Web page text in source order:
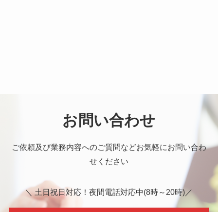
お問い合わせ
ご依頼及び業務内容へのご質問などお気軽にお問い合わ
せください
＼ 土日祝日対応！夜間電話対応中(8時～20時)／